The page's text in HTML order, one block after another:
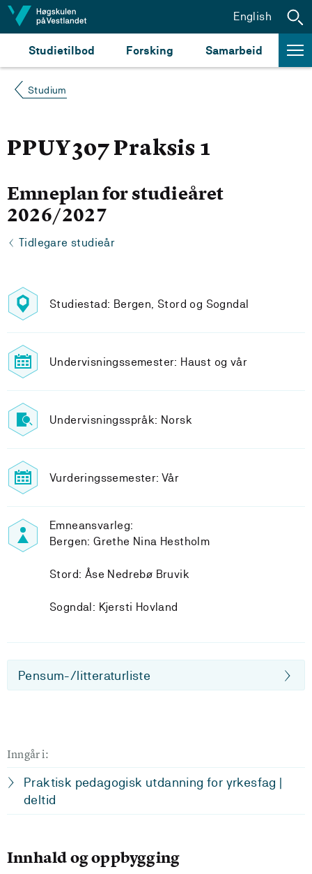
Hopp til innhald
Studietilbod Forsking Samarbeid
English
Studium
PPUY307 Praksis 1
Emneplan for studieåret
2026/2027
Tidlegare studieår
Studiestad: Bergen, Stord og Sogndal
Undervisningssemester: Haust og vår
Undervisningsspråk: Norsk
Vurderingssemester: Vår
Emneansvarleg:
Bergen: Grethe Nina Hestholm
Stord: Åse Nedrebø Bruvik
Sogndal: Kjersti Hovland
Pensum-/litteraturliste
Inngår i:
Praktisk pedagogisk utdanning for yrkesfag |
deltid
Innhald og oppbygging